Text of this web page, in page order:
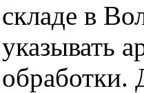
складе в
указывать
обработки.